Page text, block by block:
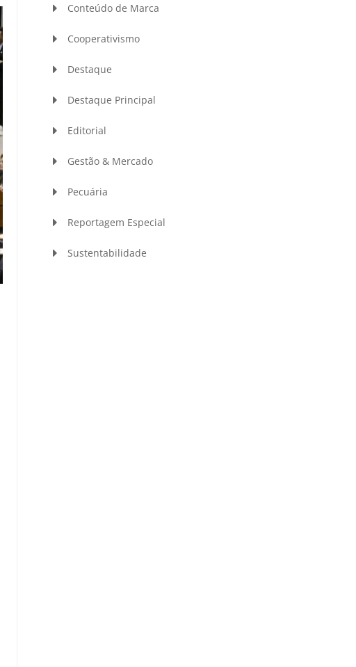
Conteúdo de Marca
Cooperativismo
Destaque
Destaque Principal
Editorial
Gestão & Mercado
Pecuária
Reportagem Especial
Sustentabilidade